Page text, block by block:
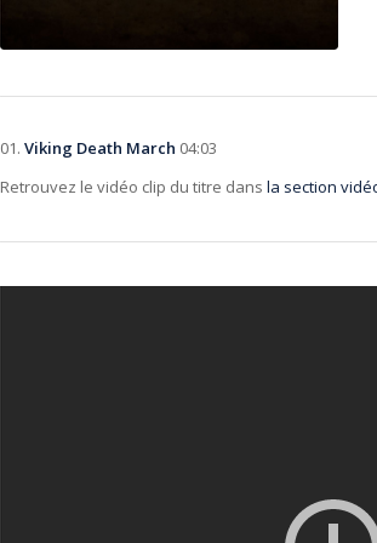
01. Viking Death March 04:03
Retrouvez le vidéo clip du titre dans la section